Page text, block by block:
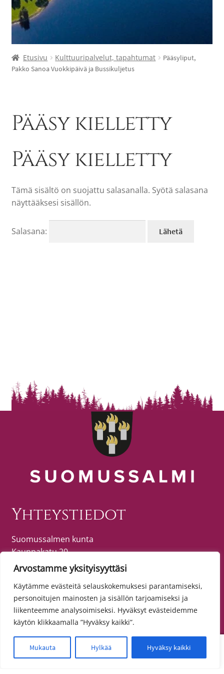
Arvostamme yksityisyyttäsi
Käytämme evästeitä selauskokemuksesi parantamiseksi,
personoitujen mainosten ja sisällön tarjoamiseksi ja
liikenteemme analysoimiseksi. Hyväksyt evästeidemme
käytön klikkaamalla ”Hyväksy kaikki”.
Mukauta Hylkää Hyväksy kaikki
Etusivu Kulttuuripalvelut, tapahtumat
Pääsyliput,
Pakko Sanoa Vuokkipäivä ja Bussikuljetus
Pääsy kielletty
Pääsy kielletty
Tämä sisältö on suojattu salasanalla. Syötä salasana
näyttääksesi sisällön.
Salasana:
Yhteystiedot
Suomussalmen kunta
Kauppakatu 20
89600 SUOMUSSALMI
puh. (08) 615 55 51 (vaihde)
Tietosuoja
Toimitusehdot
Tietosuojaseloste
Etsi:
Haku